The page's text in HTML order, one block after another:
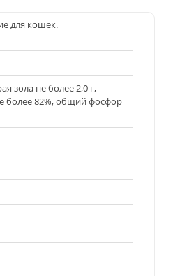
для кошек.
зола не более 2,0 г,
более 82%, общий фосфор